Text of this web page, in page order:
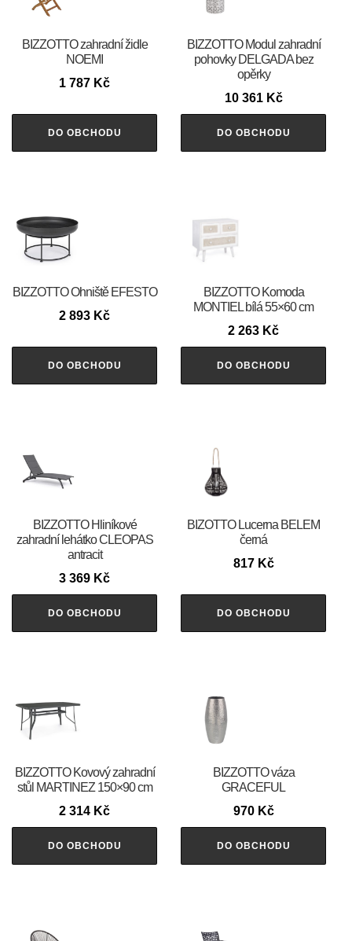
BIZZOTTO zahradní židle
NOEMI
1 787 Kč
DO OBCHODU
BIZZOTTO Modul zahradní
pohovky DELGADA bez
opěrky
10 361 Kč
DO OBCHODU
BIZZOTTO Ohniště EFESTO
2 893 Kč
DO OBCHODU
BIZZOTTO Komoda
MONTIEL bílá 55×60 cm
2 263 Kč
DO OBCHODU
BIZZOTTO Hliníkové
zahradní lehátko CLEOPAS
antracit
3 369 Kč
DO OBCHODU
BIZOTTO Lucerna BELEM
černá
817 Kč
DO OBCHODU
BIZZOTTO Kovový zahradní
stůl MARTINEZ 150×90 cm
2 314 Kč
DO OBCHODU
BIZZOTTO váza
GRACEFUL
970 Kč
DO OBCHODU